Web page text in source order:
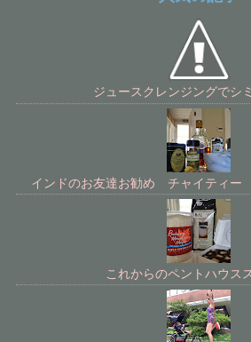
ジュースクレンジングでシ
インドのお友達お勧め チャイティー
これからのペントハウス